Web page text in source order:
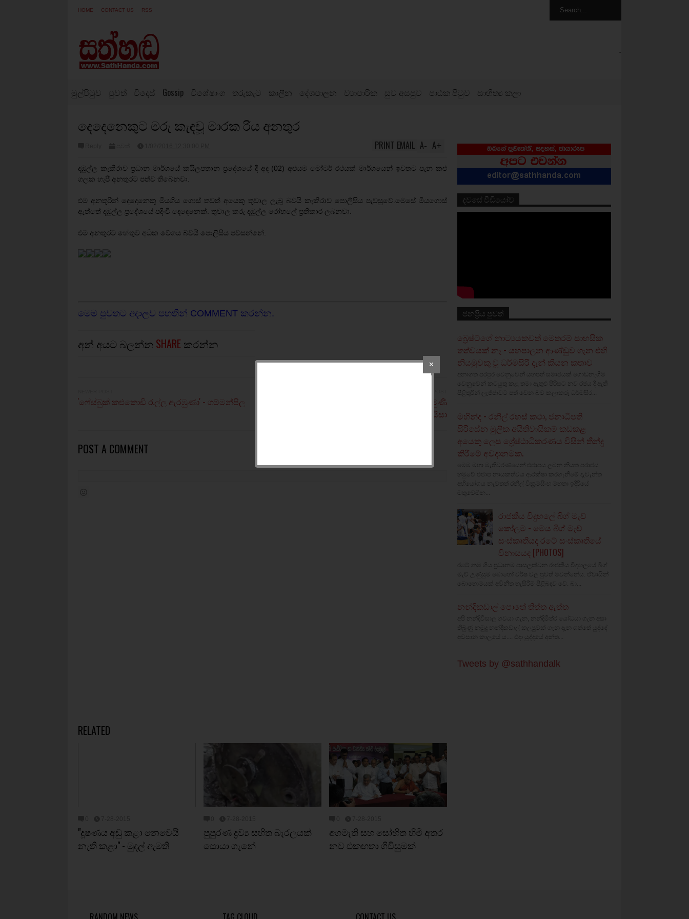
HOME CONTACT US RSS
.
මුල්පිටුව පුවත් විදෙස් Gossip විශේෂාංග තරුකැට කාලීන දේශපාලන ව්‍යාපාරික සුව අසපුව පාඨක පිටුව සාහිත්‍ය කලා
දෙදෙනෙකුට මරු කැඳවූ මාරක රිය අනතුර
A+
A-
EMAIL
PRINT
දඹුල්ල කැකිරාව ප්‍රධාන මාර්ගයේ කයිලපතාන ප්‍රදේශයේ දී අද (02) අළුයම මෝටර් රථයක් මාර්ගයෙන් ඉවතට පැන කළු
ගලක හැපී අනතුරට පත්ව තිබෙනවා.
එම අනතුරින් දෙදෙනෙකු මියගිය ගොස් තවත් අයෙකු තුවාල ලැබූ බවයි කැකිරාව පොලිසිය පැවසුවේ.මෙසේ මියගොස්
ඇත්තේ දඹුල්ල ප්‍රදේශයේ පදිංචි දෙදෙනෙක්. තුවාල කරු දඹුල්ල රෝහලේ ප්‍රතිකාර ලබනවා.
එම අනතුරට හේතුව අධික වේගය බවයි පොලිසිය පවසන්නේ.
මෙම පුවතට අදාලව පහතින් COMMENT කරන්න.
අන් අයට බලන්න SHARE කරන්න
'ෆේස්බුක් කළුකොඩි රැල්ල ඇරඹුණා' - ගම්මන්පිල
'අනේ මට එය විශාල සතුටක්‌' - ඇමැති විජිත් විජයමුණි
සොයිසා
POST A COMMENT
RELATED
"දූෂණය අඩු කළා නෙවෙයි
නැති කළා" - මුදල් ඇමති
පුපුරණ ද්‍රව්‍ය සහිත බැරලයක්
සොයා ගැනේ
අගමැති සහ සෝභිත හිමි අතර
නව එකඟතා ගිවිසුමක්
දවසේ වීඩියෝව
ජනප්‍රිය පුවත්
බ්‍රෙෂ්ට්ගේ නාට්‍යයකවත් මෙතරම් සාහසික
තත්වයක් නෑ - යහපාලන ආණ්ඩුව ගැන එහි
නියමුවකු වූ ධර්මසිරි දැන් කියන කතාව
අනාගත පරපුර වෙනුවෙන් යහපත් සමාජයක් ගොඩනැගීම
වෙනුවෙන් කටයුතු කළ තමා ඇතුළු පිරිසට නව රජය දී ඇති
පිළිතුරින් ලැජ්ජාවට පත් වෙන බව කලාකරු ධර්මසිර...
මහින්ද - රනිල් රහස් කථා, ජනාධිපති
සිරිසේන මුලික අයිතිවාසිකම් කඩකළ
අයෙකු ලෙස ශ්‍රේෂ්ඨාධිකරණය විසින් තීන්දු
කිරීමේ අවදානමක.
මෙම මහා මැතිවරණයෙන් එජාපය ලබන නියත පරාජය
හමුවේ එජාප නායකත්වය ආරක්ෂා කරගැනීමේ දැවැන්ත
අභියෝගය නැවතත් රනිල් වික්‍රමසිංහ මහතා ඉදිරියේ
මතුවෙමින...
රාජකීය විදුහලේ බිග් මැච්
කෝලම - මෙය බිග් මැච්
සංස්කෘතියද රටේ සංස්කෘතියේ
විනාසයද [PHOTOS]
රටේ නම ගිය ප්‍රධානම පාසලක්වන රාජකීය විද්‍යාලයේ බිග්
මැච් උණුසුම බොහෝ වර්ෂ වල පුවත් මවන්නේය. ඒවායින්
බොහොමයක් අවිනීත හැසිරීම් පිළිබඳව වේ. බා...
නන්දිකඩාල් පොතේ තිත්ත ඇත්ත
අපි නන්දිවිසාල ගවයා ගැන, නන්දිමිත්ර යෝධයා ගැන අසා
තිබුණු නමුදු නන්දිකඩාල් කලපුවක් ගැන දැන ගත්තේ යුද්දේ
අවසාන කාලයේ ය.... එදා යුද්දයේ අන්ත...
Tweets by @sathhandalk
✕